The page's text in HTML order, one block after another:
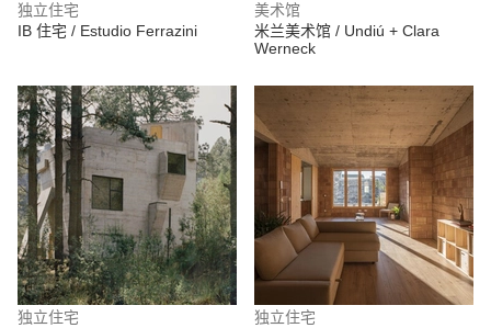
独立住宅
IB 住宅 / Estudio Ferrazini
美术馆
米兰美术馆 / Undiú + Clara
Werneck
独立住宅
独立住宅